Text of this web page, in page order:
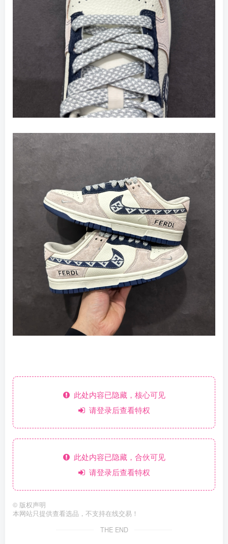
此处内容已隐藏，核心可见
请登录后查看特权
此处内容已隐藏，合伙可见
请登录后查看特权
© 版权声明
本网站只提供查看选品，不支持在线交易！
THE END